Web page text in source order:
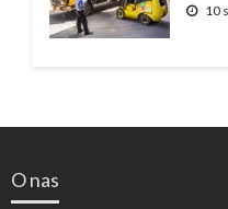
10
O nas